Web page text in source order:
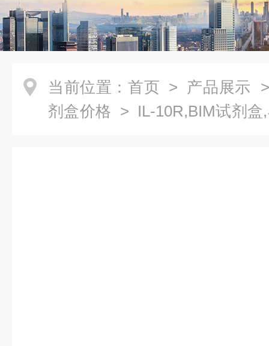
当前位置： 首页 > 产品展示
剂盒价格 > IL-10R,BIM试剂盒